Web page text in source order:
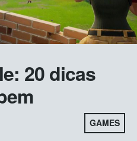
20 dicas
GAMES